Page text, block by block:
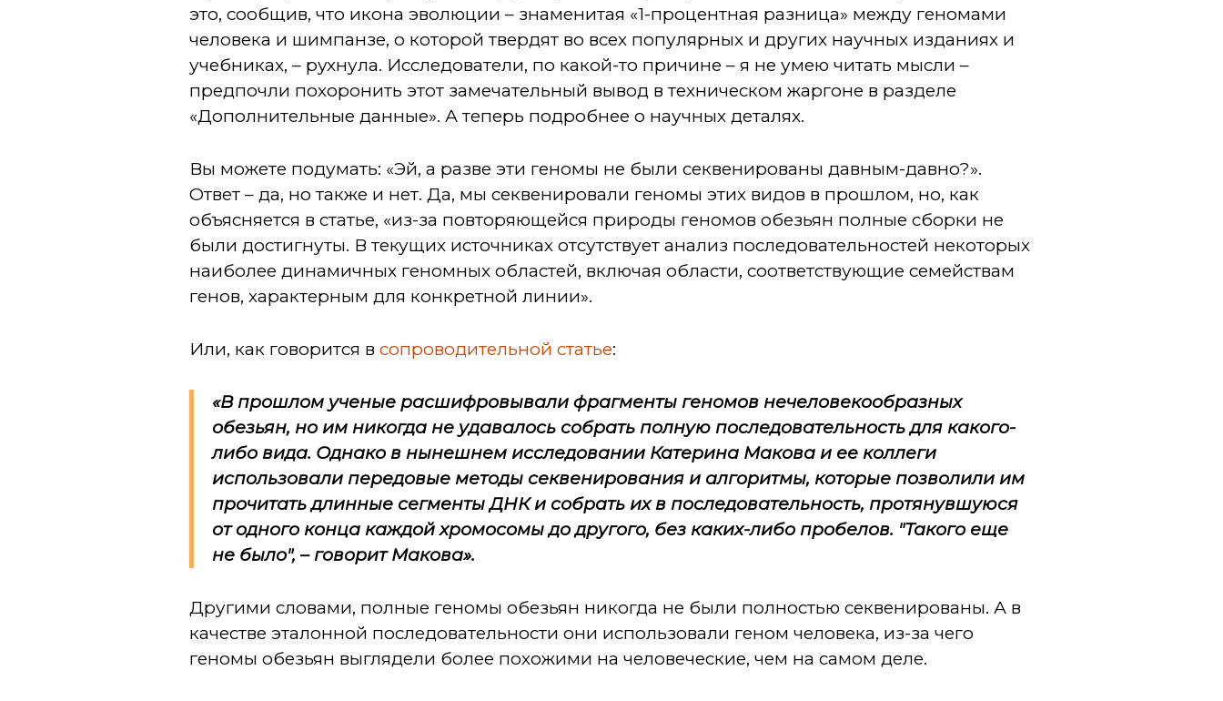
это, сообщив, что икона эволюции – знаменитая «1-процентная разница» между геномами
человека и шимпанзе, о которой твердят во всех популярных и других научных изданиях и
учебниках, – рухнула. Исследователи, по какой-то причине – я не умею читать мысли –
предпочли похоронить этот замечательный вывод в техническом жаргоне в разделе
«Дополнительные данные». А теперь подробнее о научных деталях.
Вы можете подумать: «Эй, а разве эти геномы не были секвенированы давным-давно?».
Ответ – да, но также и нет. Да, мы секвенировали геномы этих видов в прошлом, но, как
объясняется в статье, «из-за повторяющейся природы геномов обезьян полные сборки не
были достигнуты. В текущих источниках отсутствует анализ последовательностей некоторых
наиболее динамичных геномных областей, включая области, соответствующие семействам
генов, характерным для конкретной линии».
Или, как говорится всопроводительной статье:
«В прошлом ученые расшифровывали фрагменты геномов нечеловекообразных
обезьян, но им никогда не удавалось собрать полную последовательность для какого-
либо вида. Однако в нынешнем исследовании Катерина Макова и ее коллеги
использовали передовые методы секвенирования и алгоритмы, которые позволили им
прочитать длинные сегменты ДНК и собрать их в последовательность, протянувшуюся
от одного конца каждой хромосомы до другого, без каких-либо пробелов. "Такого еще
не было", – говорит Макова».
Другими словами, полные геномы обезьян никогда не были полностью секвенированы. А в
качестве эталонной последовательности они использовали геном человека, из-за чего
геномы обезьян выглядели более похожими на человеческие, чем на самом деле.